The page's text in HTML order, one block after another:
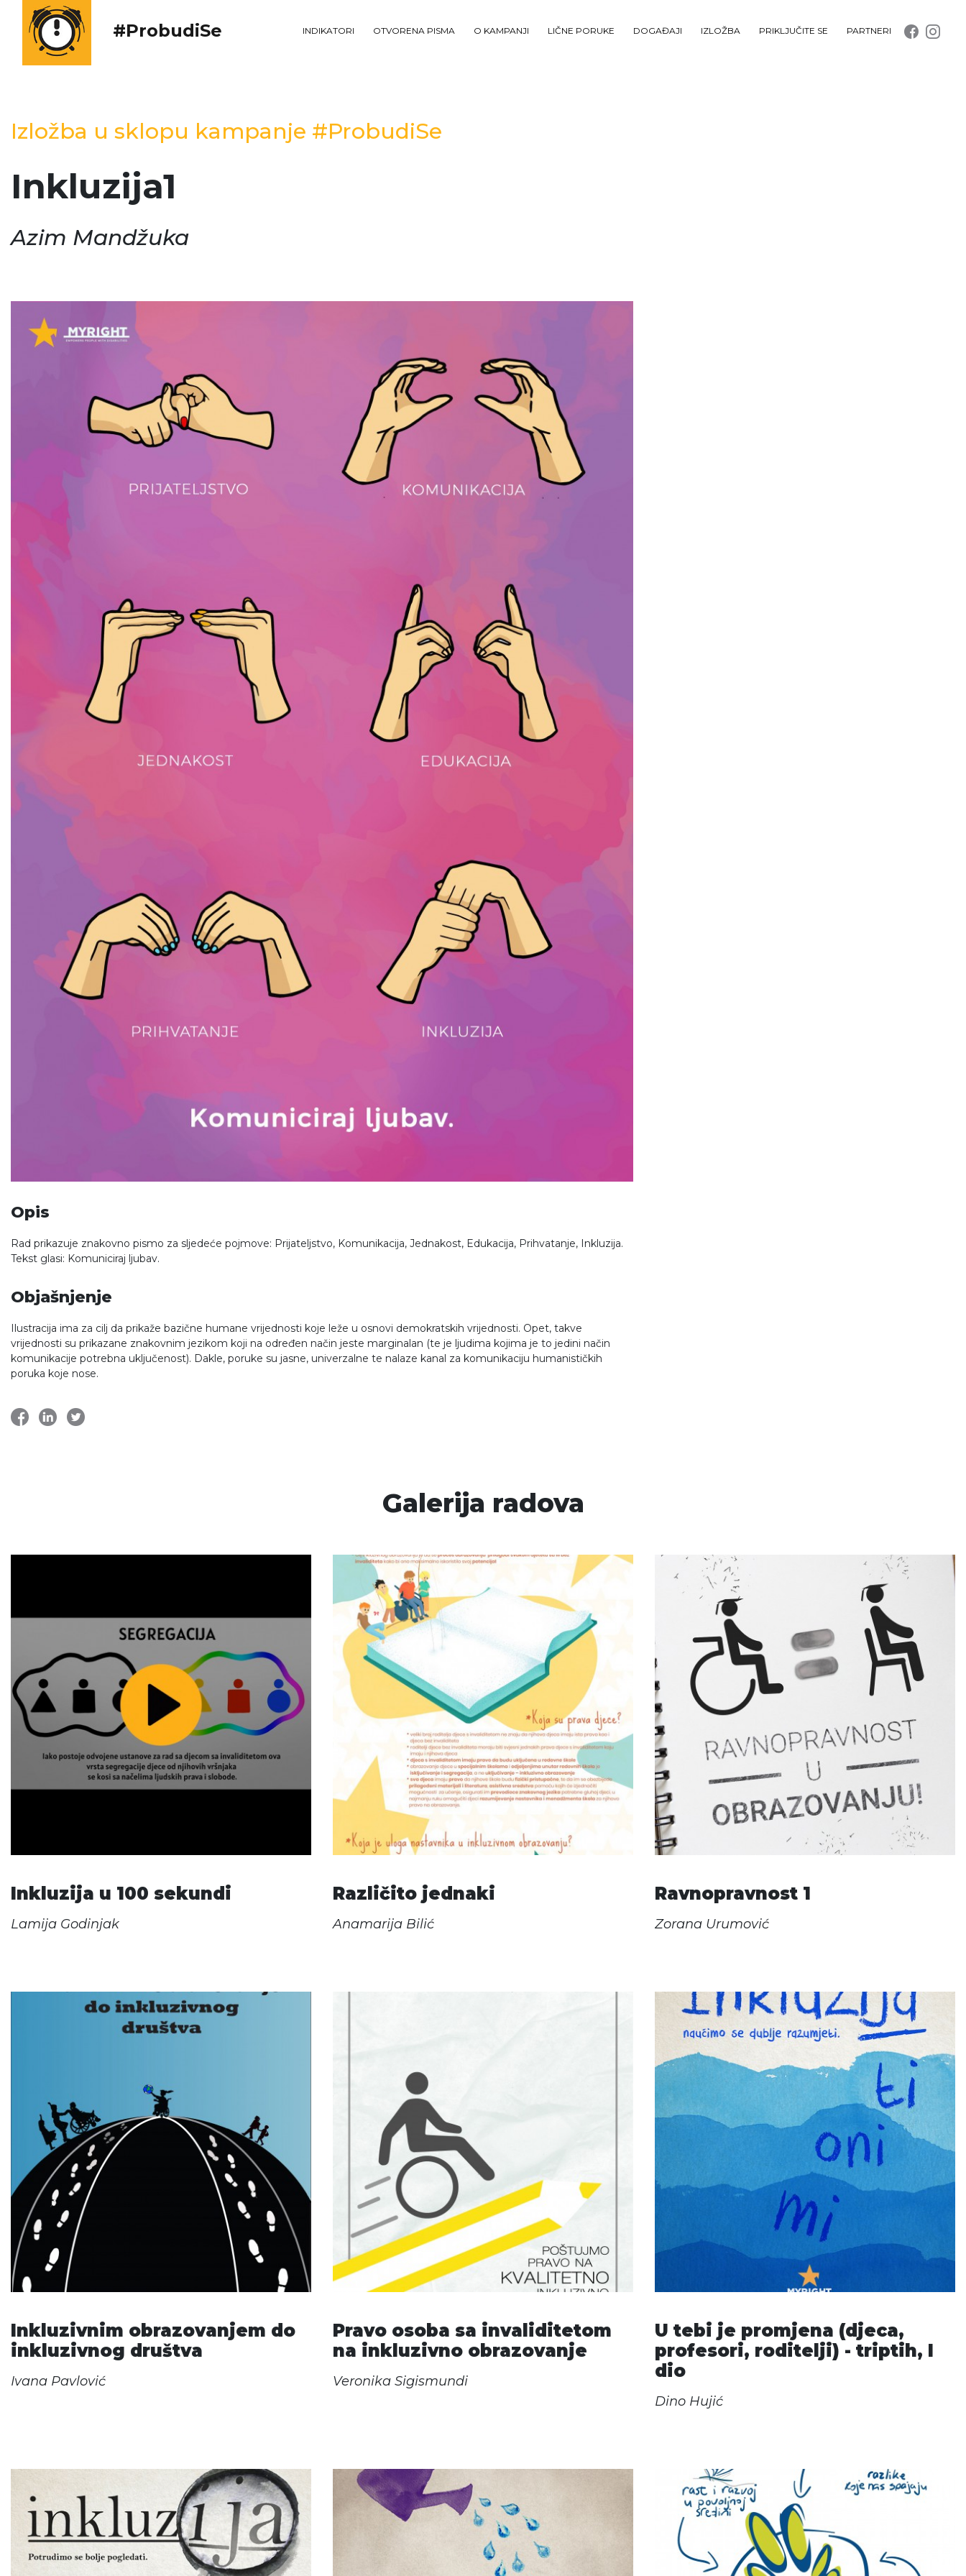
#ProbudiSe INDIKATORI OTVORENA PISMA O KAMPANJI LIČNE PORUKE DOGAĐAJI IZLOŽBA PRIKLJUČITE SE PARTNERI
Izložba u sklopu kampanje #ProbudiSe
Inkluzija1
Azim Mandžuka
Opis
Rad prikazuje znakovno pismo za sljedeće pojmove: Prijateljstvo, Komunikacija, Jednakost, Edukacija, Prihvatanje, Inkluzija.
Tekst glasi: Komuniciraj ljubav.
Objašnjenje
Ilustracija ima za cilj da prikaže bazične humane vrijednosti koje leže u osnovi demokratskih vrijednosti. Opet, takve
vrijednosti su prikazane znakovnim jezikom koji na određen način jeste marginalan (te je ljudima kojima je to jedini način
komunikacije potrebna uključenost). Dakle, poruke su jasne, univerzalne te nalaze kanal za komunikaciju humanističkih
poruka koje nose.
Galerija radova
Inkluzija u 100 sekundi
Lamija Godinjak
Različito jednaki
Anamarija Bilić
Ravnopravnost 1
Zorana Urumović
Inkluzivnim obrazovanjem do
inkluzivnog društva
Ivana Pavlović
Pravo osoba sa invaliditetom
na inkluzivno obrazovanje
Veronika Sigismundi
U tebi je promjena (djeca,
profesori, roditelji) - triptih, I
dio
Dino Hujić